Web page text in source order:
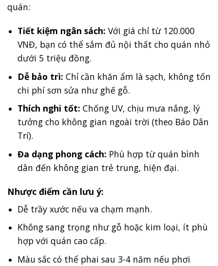
quán:
Tiết kiệm ngân sách: Với giá chỉ từ 120.000
VNĐ, bạn có thể sắm đủ nội thất cho quán nhỏ
dưới 5 triệu đồng.
Dễ bảo trì: Chỉ cần khăn ẩm là sạch, không tốn
chi phí sơn sửa như ghế gỗ.
Thích nghi tốt: Chống UV, chịu mưa nắng, lý
tưởng cho không gian ngoài trời (theo Báo Dân
Trí).
Đa dạng phong cách: Phù hợp từ quán bình
dân đến không gian trẻ trung, hiện đại.
Nhược điểm cần lưu ý:
Dễ trầy xước nếu va chạm mạnh.
Không sang trọng như gỗ hoặc kim loại, ít phù
hợp với quán cao cấp.
Màu sắc có thể phai sau 3-4 năm nếu phơi